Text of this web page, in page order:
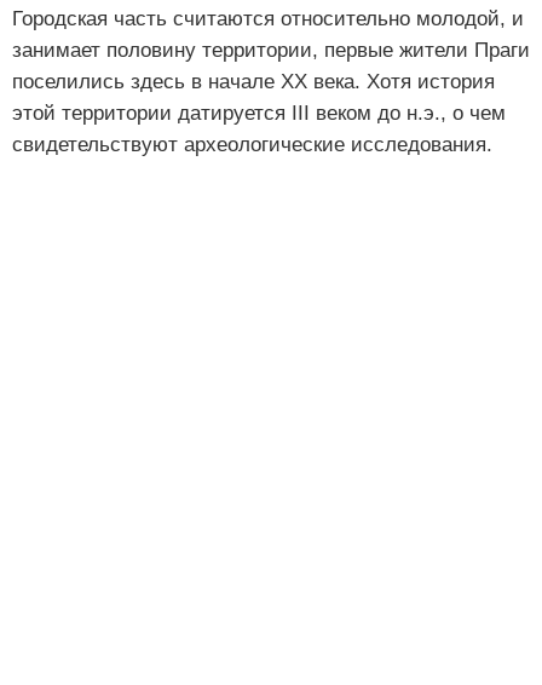
Городская часть считаются относительно молодой, и
занимает половину территории, первые жители Праги
поселились здесь в начале XX века. Хотя история
этой территории датируется III веком до н.э., о чем
свидетельствуют археологические исследования.